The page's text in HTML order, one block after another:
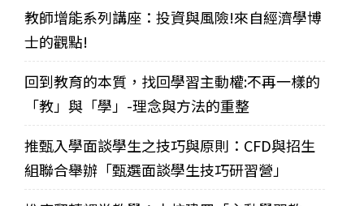
教師增能系列講座：投資與風險!來自經濟學博
士的觀點!
回到教育的本質，找回學習主動權:不再一樣的
「教」與「學」-理念與方法的重整
推甄入學面談學生之技巧與原則：CFD與招生
組聯合舉辦「甄選面談學生技巧研習營」